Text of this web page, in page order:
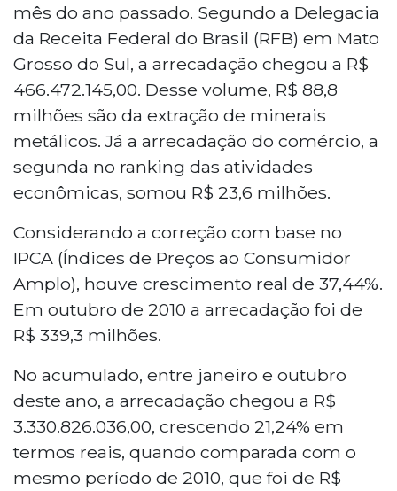
mês do ano passado. Segundo a Delegacia
da Receita Federal do Brasil (RFB) em Mato
Grosso do Sul, a arrecadação chegou a R$
466.472.145,00. Desse volume, R$ 88,8
milhões são da extração de minerais
metálicos. Já a arrecadação do comércio, a
segunda no ranking das atividades
econômicas, somou R$ 23,6 milhões.
Considerando a correção com base no
IPCA (Índices de Preços ao Consumidor
Amplo), houve crescimento real de 37,44%.
Em outubro de 2010 a arrecadação foi de
R$ 339,3 milhões.
No acumulado, entre janeiro e outubro
deste ano, a arrecadação chegou a R$
3.330.826.036,00, crescendo 21,24% em
termos reais, quando comparada com o
mesmo período de 2010, que foi de R$